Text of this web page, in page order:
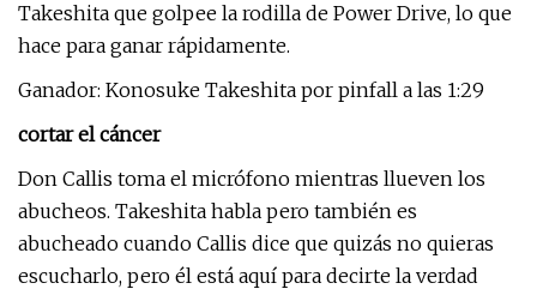
Takeshita que golpee la rodilla de Power Drive, lo que
hace para ganar rápidamente.
Ganador: Konosuke Takeshita por pinfall a las 1:29
cortar el cáncer
Don Callis toma el micrófono mientras llueven los
abucheos. Takeshita habla pero también es
abucheado cuando Callis dice que quizás no quieras
escucharlo, pero él está aquí para decirte la verdad